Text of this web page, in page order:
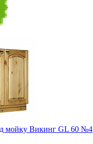
мойку Викинг GL 60 №4